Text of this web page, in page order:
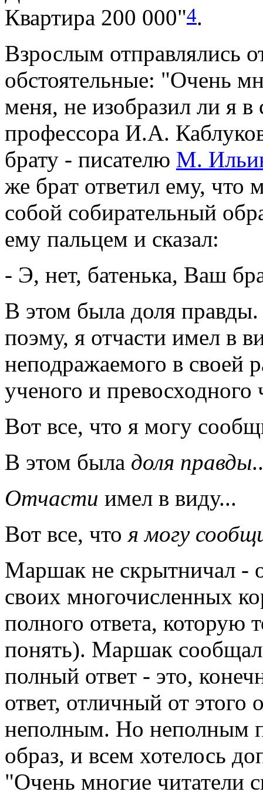
Квартира 200 000"4.
Взрослым отправлялись
обстоятельные: "Очень
меня, не изобразил ли я
профессора И.А.
брату - писателю М.
же брат ответил ему, что
собой собирательный
ему пальцем и сказал:
- Э, нет, батенька, Ваш
В этом была доля
поэму, я отчасти имел в
неподражаемого в своей
ученого и
Вот все, что я могу
В этом была доля правды
Отчасти имел в виду...
Вот все, что я могу
Маршак не скрытничал -
своих многочисленных
полного ответа, которую
понять). Маршак
полный ответ - это,
ответ, отличный от этого
неполным. Но неполным
образ, и всем хотелось
"Очень многие читатели